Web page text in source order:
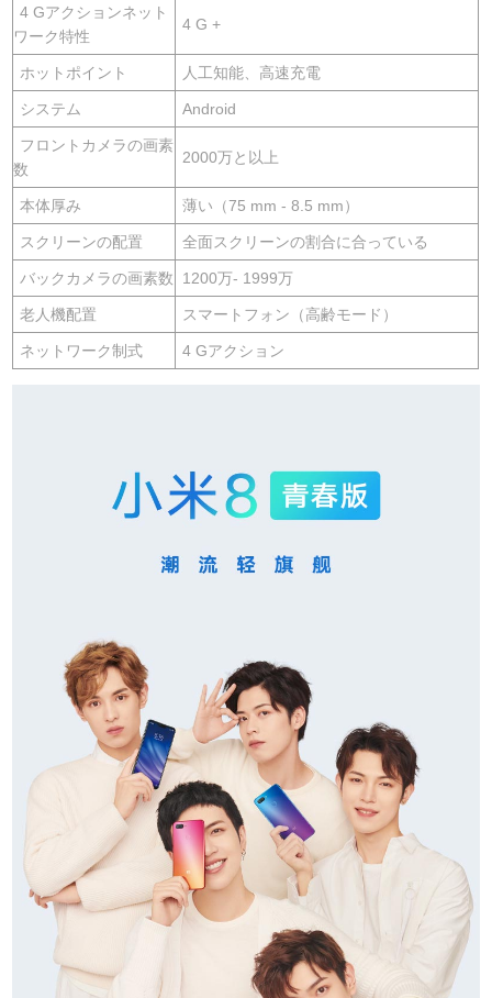
4 Gアクションネット
ワーク特性
4 G +
ホットポイント 人工知能、高速充電
システム Android
フロントカメラの画素
数
2000万と以上
本体厚み 薄い（75 mm - 8.5 mm）
スクリーンの配置 全面スクリーンの割合に合っている
バックカメラの画素数 1200万- 1999万
老人機配置 スマートフォン（高齢モード）
ネットワーク制式 4 Gアクション